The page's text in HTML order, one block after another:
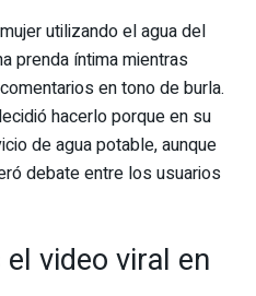
utilizando el agua del
prenda íntima mientras
en tono de burla.
hacerlo porque en su
de agua potable, aunque
debate entre los usuarios
video viral en